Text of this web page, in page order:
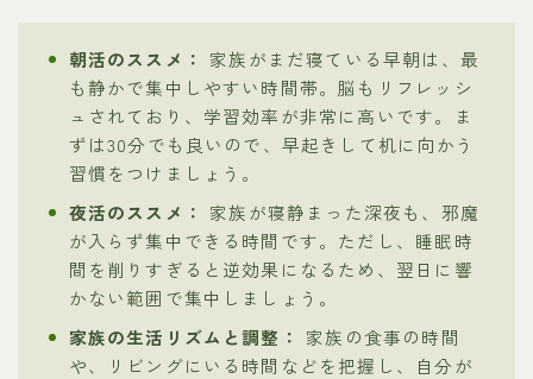
朝活のススメ：
家族がまだ寝ている早朝は、最
も静かで集中しやすい時間帯。脳もリフレッシ
ュされており、学習効率が非常に高いです。ま
ずは30分でも良いので、早起きして机に向かう
習慣をつけましょう。
夜活のススメ：
家族が寝静まった深夜も、邪魔
が入らず集中できる時間です。ただし、睡眠時
間を削りすぎると逆効果になるため、翌日に響
かない範囲で集中しましょう。
家族の生活リズムと調整：
家族の食事の時間
や、リビングにいる時間などを把握し、自分が